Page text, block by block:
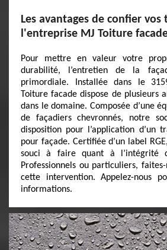
Les avantages de confier vos
l'entreprise MJ Toiture
Pour mettre en valeur votre
durabilité, l’entretien de la
primordiale. Installée dans le
Toiture facade dispose de plusieurs
dans le domaine. Composée d’une
de façadiers chevronnés, notre
disposition pour l’application d’un
pour façade. Certifiée d’un label
souci à faire quant à l’intégrité
Professionnels ou particuliers,
cette intervention. Appelez-nous
informations.